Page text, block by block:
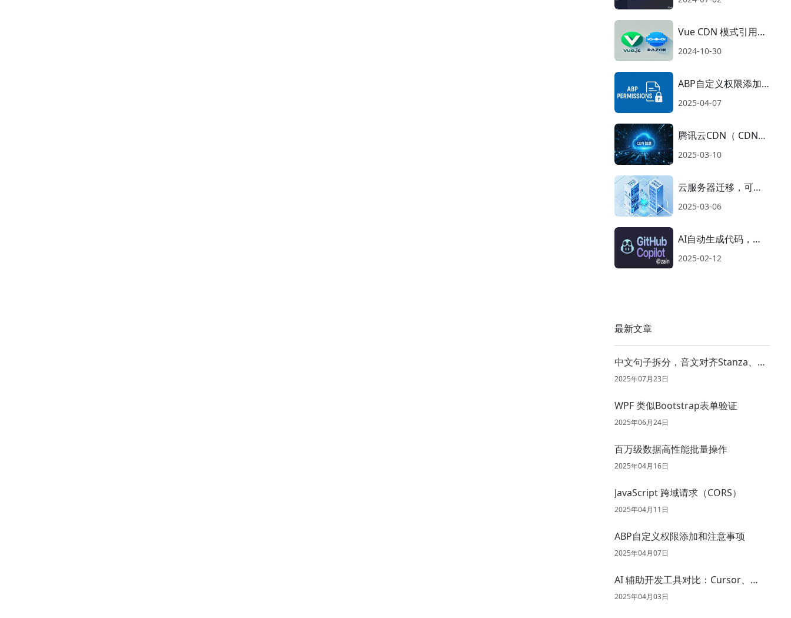
Vue CDN 模式引用到
razor模板附加JS常用
2024-10-30
ABP自定义权限添加
和注意事项
2025-04-07
腾讯云CDN（ CDN—
EdgeOne）使用
2025-03-10
云服务器迁移，可以
的话还是继续用原来
2025-03-06
AI自动生成代码，
Copilot 的使用
2025-02-12
最新文章
中文句子拆分，音文对齐Stanza、
Spacy、Jieba 、Aeneas 试用
2025年07月23日
WPF 类似Bootstrap表单验证
2025年06月24日
百万级数据高性能批量操作
2025年04月16日
JavaScript 跨域请求（CORS）
2025年04月11日
ABP自定义权限添加和注意事项
2025年04月07日
AI 辅助开发工具对比：Cursor、
GitHub Copilot、通义灵码、Trae
2025年04月03日